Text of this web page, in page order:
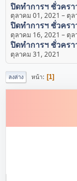
ปิดทำการฯ ชั่วครา
ตุลาคม 01, 2021 – ตุล
ปิดทำการฯ ชั่วครา
ตุลาคม 16, 2021 – ตุล
ปิดทำการฯ ชั่วครา
ตุลาคม 31, 2021
ลงล่าง หน้า 1